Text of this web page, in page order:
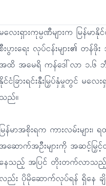
မလေးရှားကုမ္ပဏီများက မြန်
စီးပွားရေး လုပ်ငန်းများ၏ တ
အထိ အမေရိ ကန်ဒေါ်လာ ၁.၆
နိုင်ငံခြားရင်းနှီးမြှပ်နှံမှုတွင် မ
သည်။
မြန်မာအစိုးရက ကားလမ်းများ
အဆောက်အဦးများကို အဆင့်မြှ
နေသည့် အပြင် တိုးတက်လာသည့်
လည်း ပိုမိုဆောက်လုပ်ရန် ရှိနေ ခ